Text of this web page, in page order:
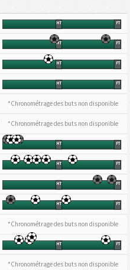
HT FT
HT FT
HT FT
HT FT
*Chronométrage des buts non disponible
*Chronométrage des buts non disponible
HT FT
HT FT
HT FT
HT FT
*Chronométrage des buts non disponible
HT FT
*Chronométrage des buts non disponible